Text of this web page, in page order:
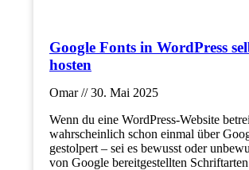
Google Fonts in WordPress
hosten
Omar
30. Mai 2025
Wenn du eine WordPress-Website
wahrscheinlich schon einmal über
gestolpert – sei es bewusst oder
von Google bereitgestellten Schriftarten